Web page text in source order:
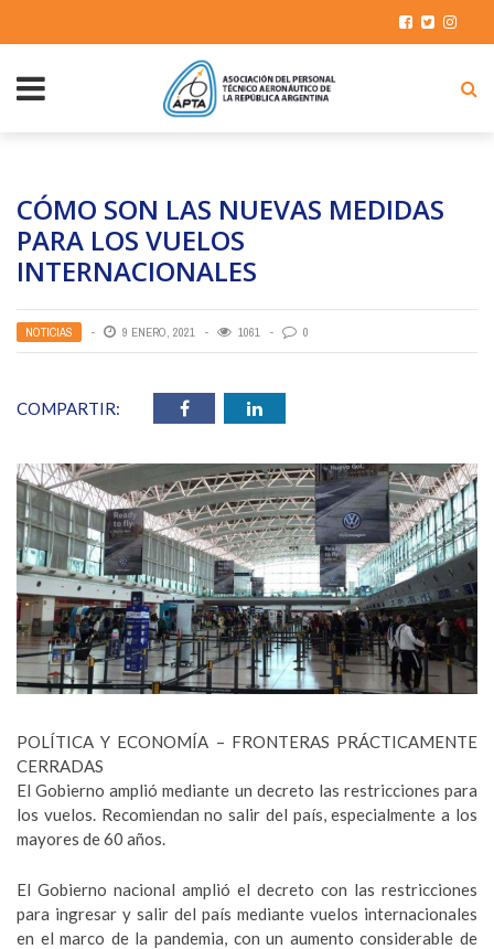
CÓMO SON LAS NUEVAS MEDIDAS
PARA LOS VUELOS
INTERNACIONALES
NOTICIAS 9 ENERO, 2021 1061 0
COMPARTIR:
POLÍTICA Y ECONOMÍA – FRONTERAS PRÁCTICAMENTE
CERRADAS
El Gobierno amplió mediante un decreto las restricciones para
los vuelos. Recomiendan no salir del país, especialmente a los
mayores de 60 años.
El Gobierno nacional amplió el decreto con las restricciones
para ingresar y salir del país mediante vuelos internacionales
en el marco de la pandemia, con un aumento considerable de